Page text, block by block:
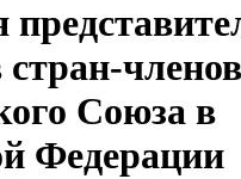
стран-членов
Союза в
Федерации